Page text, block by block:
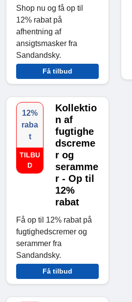
Shop nu og få op til
12% rabat på
afhentning af
ansigtsmasker fra
Sandandsky.
Få tilbud
12%
raba
t
TILBU
D
Kollektio
n af
fugtighe
dscreme
r og
seramme
r - Op til
12%
rabat
Få op til 12% rabat på
fugtighedscremer og
serammer fra
Sandandsky.
Få tilbud